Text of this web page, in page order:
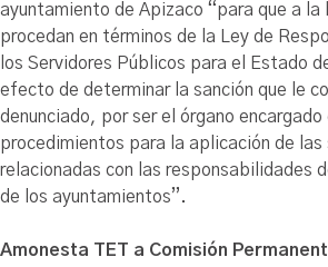
ayuntamiento de Apizaco “para que a la
procedan en términos de la Ley de
los Servidores Públicos para el Estado
efecto de determinar la sanción que le
denunciado, por ser el órgano encargado
procedimientos para la aplicación de las
relacionadas con las responsabilidades
de los ayuntamientos”.
Amonesta TET a Comisión